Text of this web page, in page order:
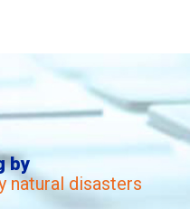
by
natural disasters